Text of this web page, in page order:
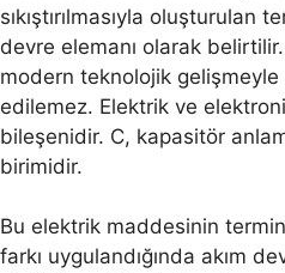
sıkıştırılmasıyla oluşturulan
devre elemanı olarak
modern teknolojik gelişmeyle
edilemez. Elektrik ve
bileşenidir. C, kapasitör
birimidir.
Bu elektrik maddesinin
farkı uygulandığında akım